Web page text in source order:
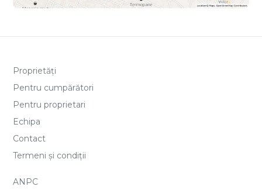
Proprietăți
Pentru cumpărători
Pentru proprietari
Echipa
Contact
Termeni și condiții
ANPC